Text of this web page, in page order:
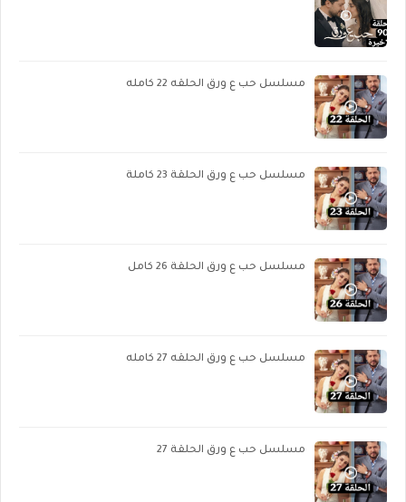
مسلسل حب ع ورق الحلقه 22 كامله
مسلسل حب ع ورق الحلقة 23 كاملة
مسلسل حب ع ورق الحلقة 26 كامل
مسلسل حب ع ورق الحلقه 27 كامله
مسلسل حب ع ورق الحلقة 27